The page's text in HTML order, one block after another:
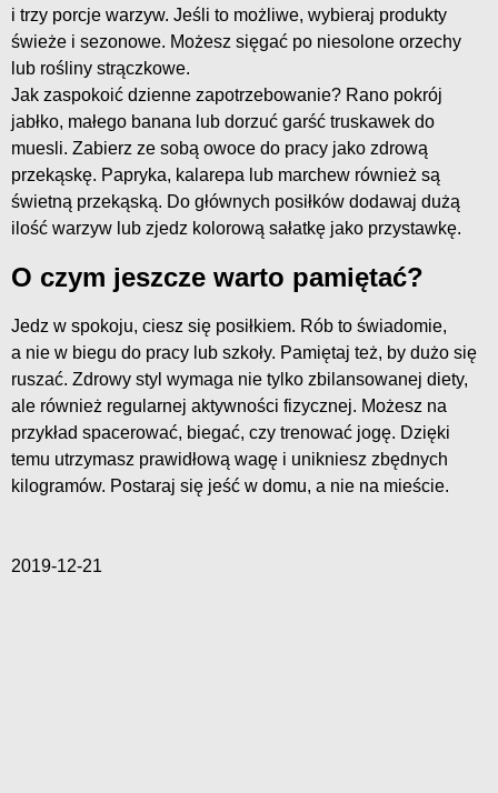
i trzy porcje warzyw. Jeśli to możliwe, wybieraj produkty
świeże i sezonowe. Możesz sięgać po niesolone orzechy
lub rośliny strączkowe.
Jak zaspokoić dzienne zapotrzebowanie? Rano pokrój
jabłko, małego banana lub dorzuć garść truskawek do
muesli. Zabierz ze sobą owoce do pracy jako zdrową
przekąskę. Papryka, kalarepa lub marchew również są
świetną przekąską. Do głównych posiłków dodawaj dużą
ilość warzyw lub zjedz kolorową sałatkę jako przystawkę.
O czym jeszcze warto pamiętać?
Jedz w spokoju, ciesz się posiłkiem. Rób to świadomie,
a nie w biegu do pracy lub szkoły. Pamiętaj też, by dużo się
ruszać. Zdrowy styl wymaga nie tylko zbilansowanej diety,
ale również regularnej aktywności fizycznej. Możesz na
przykład spacerować, biegać, czy trenować jogę. Dzięki
temu utrzymasz prawidłową wagę i unikniesz zbędnych
kilogramów. Postaraj się jeść w domu, a nie na mieście.
2019-12-21